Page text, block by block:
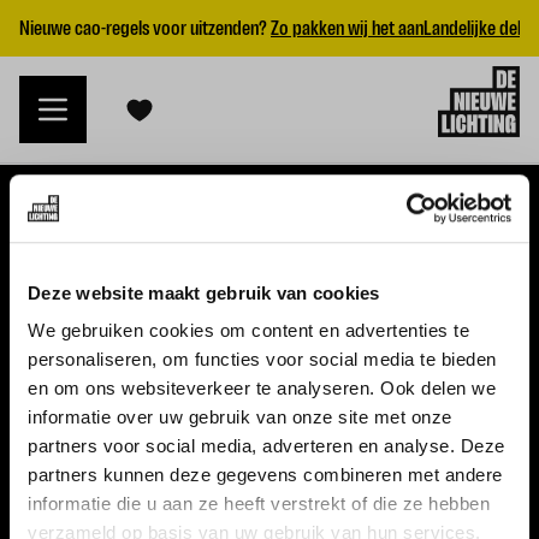
Deze website maakt gebruik van cookies
We gebruiken cookies om content en advertenties te
personaliseren, om functies voor social media te bieden
en om ons websiteverkeer te analyseren. Ook delen we
informatie over uw gebruik van onze site met onze
partners voor social media, adverteren en analyse. Deze
partners kunnen deze gegevens combineren met andere
informatie die u aan ze heeft verstrekt of die ze hebben
verzameld op basis van uw gebruik van hun services.
Nieuwe cao-regels voor uitzenden?Zo pakken wij het aanLandelijke
WERKGEVERS
Nieuwe cao uitzenden 2026
Vraag een offerte aan
VACATURES
Alle vacatures
Topvacatures